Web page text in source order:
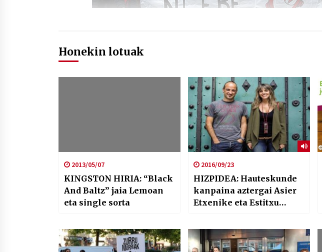
Honekin lotuak
2013/05/07
KINGSTON HIRIA: “Black
And Baltz” jaia Lemoan
eta single sorta
2016/09/23
HIZPIDEA: Hauteskunde
kanpaina aztergai Asier
Etxenike eta Estitxu
astekaria 2522 zenbakia)